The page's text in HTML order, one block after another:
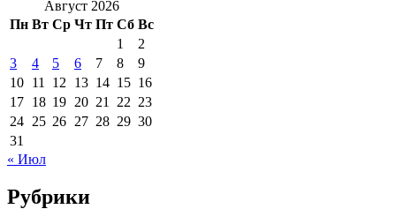
Август 2026
Пн Вт Ср Чт Пт Сб Вс
1
2
3
4 5 6 7 8
9
10 11 12 13 14 15 16
17 18 19 20 21 22 23
24 25 26 27 28 29 30
31
« Июл
Рубрики